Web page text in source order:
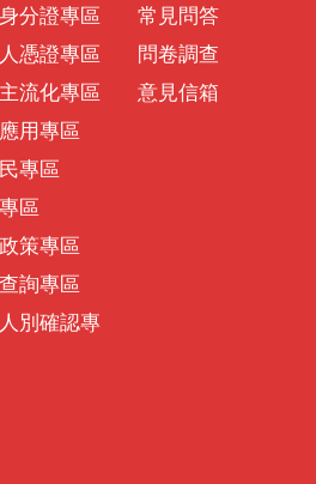
分證專區
憑證專區
流化專區
用專區
專區
區
策專區
詢專區
別確認專
常見問答
問卷調查
意見信箱